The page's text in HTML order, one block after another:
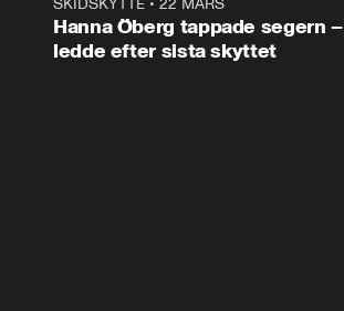
SKIDSKYTTE• 22 MARS
Hanna Öberg tappade segern –
ledde efter sista skyttet